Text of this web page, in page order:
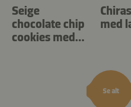
Se alt
Seige
chocolate chip
cookies med
med